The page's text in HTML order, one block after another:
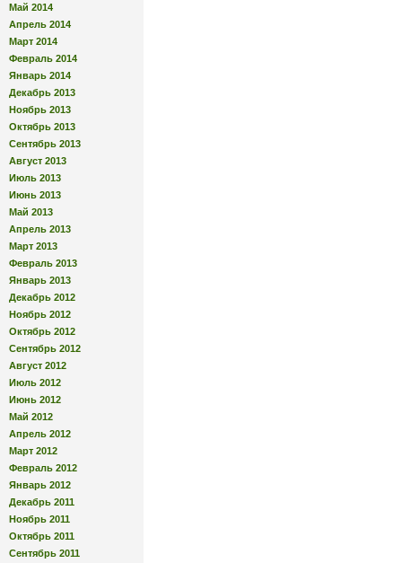
Май 2014
Апрель 2014
Март 2014
Февраль 2014
Январь 2014
Декабрь 2013
Ноябрь 2013
Октябрь 2013
Сентябрь 2013
Август 2013
Июль 2013
Июнь 2013
Май 2013
Апрель 2013
Март 2013
Февраль 2013
Январь 2013
Декабрь 2012
Ноябрь 2012
Октябрь 2012
Сентябрь 2012
Август 2012
Июль 2012
Июнь 2012
Май 2012
Апрель 2012
Март 2012
Февраль 2012
Январь 2012
Декабрь 2011
Ноябрь 2011
Октябрь 2011
Сентябрь 2011